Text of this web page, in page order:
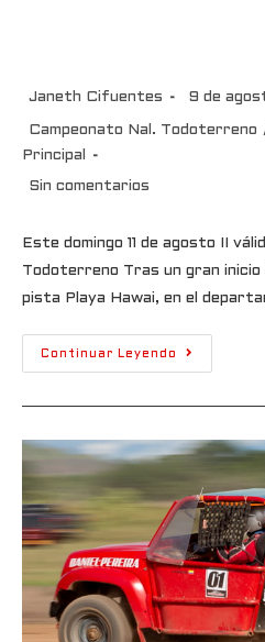
Janeth Cifuentes 9 de
Campeonato Nal. Todoterreno
Principal
Sin comentarios
Este domingo 11 de agosto II
Todoterreno Tras un gran
pista Playa Hawai, en el
Continuar Leyendo